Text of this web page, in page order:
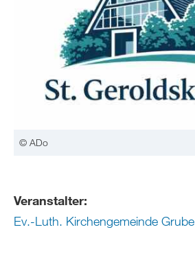
© ADo
Veranstalter:
Ev.-Luth. Kirchengemeinde Grube